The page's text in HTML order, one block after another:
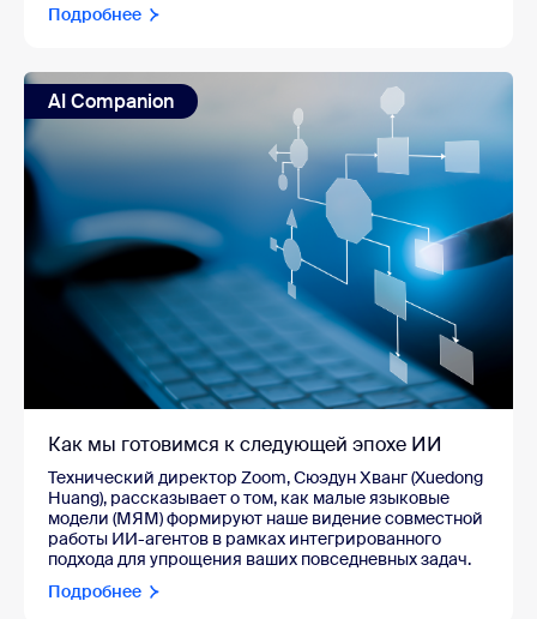
Подробнее
AI Companion
Как мы готовимся к следующей эпохе ИИ
Технический директор Zoom, Сюэдун Хванг (Xuedong
Huang), рассказывает о том, как малые языковые
модели (МЯМ) формируют наше видение совместной
работы ИИ-агентов в рамках интегрированного
подхода для упрощения ваших повседневных задач.
Подробнее